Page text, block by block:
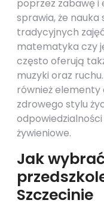
poprzez zabawę
sprawia, że
tradycyjnych
matematyka czy
często oferują
muzyki oraz
również elementy
zdrowego stylu
żywieniowe.
Jak
Szczecinie